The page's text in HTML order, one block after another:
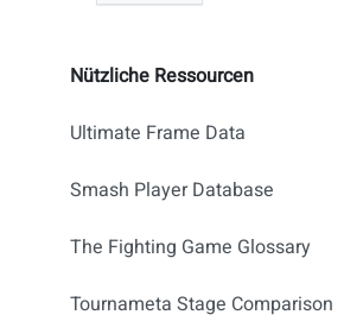
Nützliche Ressourcen
Ultimate Frame Data
Smash Player Database
The Fighting Game Glossary
Tournameta Stage Comparison